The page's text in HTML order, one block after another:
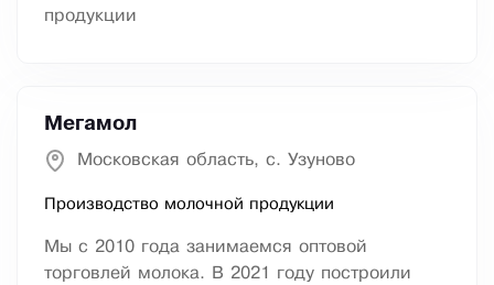
продукции
Мегамол
Московская область, с. Узуново
Производство молочной продукции
Мы с 2010 года занимаемся оптовой
торговлей молока. В 2021 году построили